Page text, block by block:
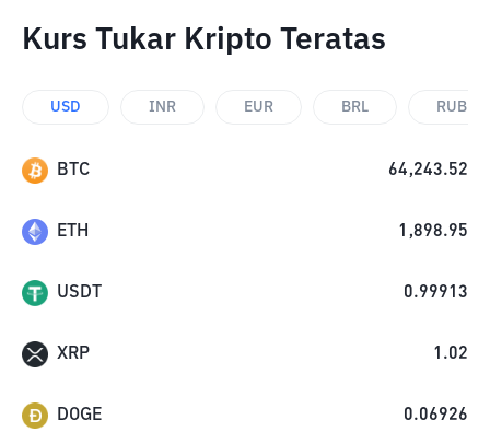
Kurs Tukar Kripto Teratas
USD INR EUR BRL RUB
BTC 64,243.52
ETH 1,898.95
USDT 0.99913
XRP 1.02
DOGE 0.06926